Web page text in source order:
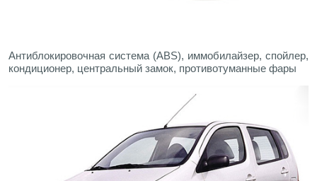
Антиблокировочная система (ABS), иммобилайзер, спойлер,
кондиционер, центральный замок, противотуманные фары